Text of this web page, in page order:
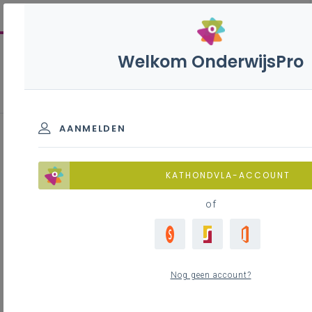
Inhoudstafel
Moet je een aangifte doen?
Wanneer moet je een aangifte doen?
Welke inkomsten en uitgaven?
Belastbare en niet belastbare inkomsten
Welkom OnderwijsPro
AANMELDEN
KATHONDVLA-ACCOUNT
of
Nog geen account?